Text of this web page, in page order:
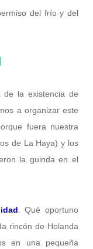
del frío y del
de la existencia de
a organizar este
fuera nuestra
de La Haya) y los
la guinda en el
. Qué oportuno
rincón de Holanda
en una pequeña